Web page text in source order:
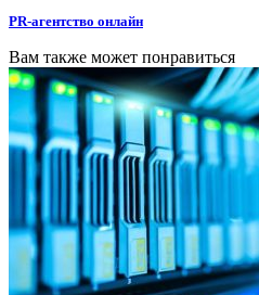
PR-агентство онлайн
Вам также может понравиться